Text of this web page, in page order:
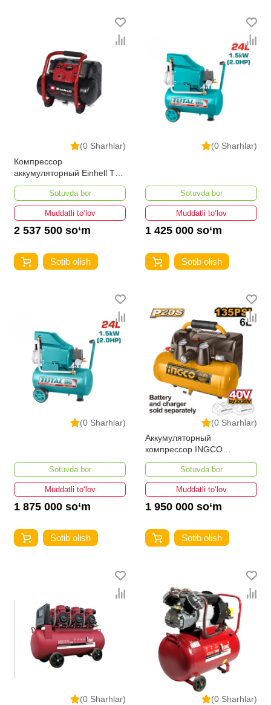
(0 Sharhlar)
Компрессор
аккумуляторный Einhell TE-
AC 36/150 Li OF-Solo
Sotuvda bor
Muddatli to‘lov
2 537 500 so‘m
Sotib olish
(0 Sharhlar)
Sotuvda bor
Muddatli to‘lov
1 425 000 so‘m
Sotib olish
(0 Sharhlar)
Sotuvda bor
Muddatli to‘lov
1 875 000 so‘m
Sotib olish
(0 Sharhlar)
Аккумуляторный
компрессор INGCO
CACLI2003
Sotuvda bor
Muddatli to‘lov
1 950 000 so‘m
Sotib olish
(0 Sharhlar)
(0 Sharhlar)